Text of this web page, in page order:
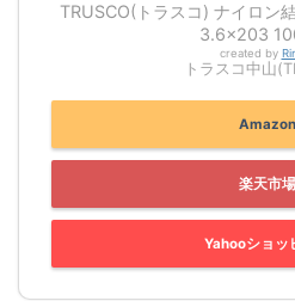
TRUSCO(トラスコ) ナイロン
3.6×203
created by
トラスコ中山
Amazon
楽天市場
Yahooショッ